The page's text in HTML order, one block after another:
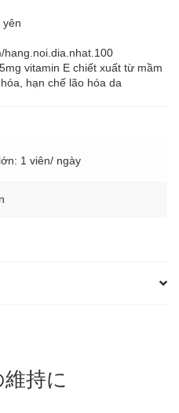
yên
hang.noi.dia.nhat.100
vitamin E chiết xuất từ mầm
hạn chế lão hóa da
1 viên/ ngày
持に